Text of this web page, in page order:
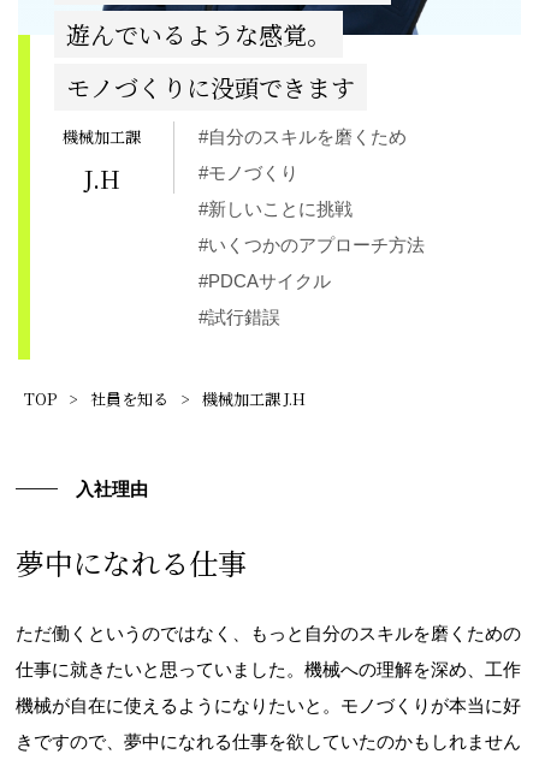
遊んでいるような感覚。
モノづくりに没頭できます
機械加工課
J.H
#自分のスキルを磨くため
#モノづくり
#新しいことに挑戦
#いくつかのアプローチ方法
#PDCAサイクル
#試行錯誤
TOP > 社員を知る > 機械加工課 J.H
入社理由
夢中になれる仕事
ただ働くというのではなく、もっと自分のスキルを磨くための
仕事に就きたいと思っていました。機械への理解を深め、工作
機械が自在に使えるようになりたいと。モノづくりが本当に好
きですので、夢中になれる仕事を欲していたのかもしれません